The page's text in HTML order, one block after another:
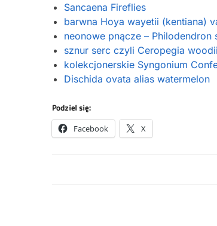
Sancaena Fireflies
barwna Hoya wayetii (kentiana)
neonowe pnącze – Philodendron
sznur serc czyli Ceropegia woodii
kolekcjonerskie Syngonium
Dischida ovata alias watermelon
Podziel się:
Facebook X